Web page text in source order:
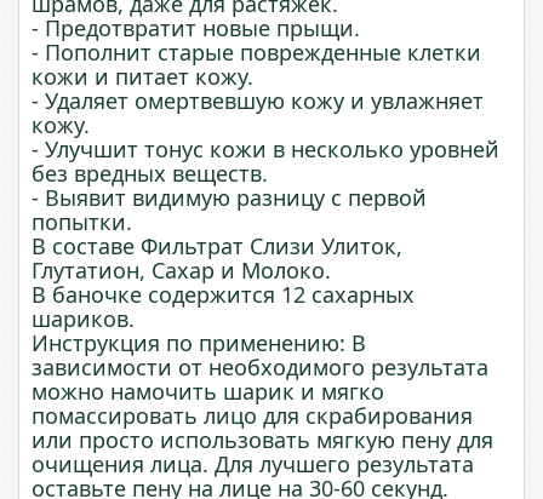
- Предотвратит новые прыщи.
- Пополнит старые поврежденные клетки
кожи и питает кожу.
- Удаляет омертвевшую кожу и увлажняет
кожу.
- Улучшит тонус кожи в несколько уровней
без вредных веществ.
- Выявит видимую разницу с первой
попытки.
В составе Фильтрат Слизи Улиток,
Глутатион, Сахар и Молоко.
В баночке содержится 12 сахарных
шариков.
Инструкция по применению: В
зависимости от необходимого результата
можно намочить шарик и мягко
помассировать лицо для скрабирования
или просто использовать мягкую пену для
очищения лица. Для лучшего результата
оставьте пену на лице на 30-60 секунд.